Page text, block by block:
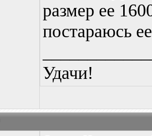
размер ее
постараюсь
Удачи!